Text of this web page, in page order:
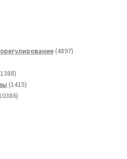
48974897
13881388
товаров
14151415
10386